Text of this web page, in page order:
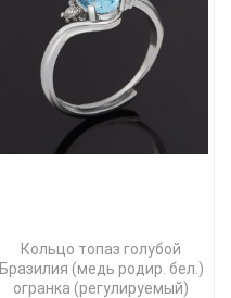
Кольцо топаз голубой
Бразилия (медь родир. бел.)
огранка (регулируемый)